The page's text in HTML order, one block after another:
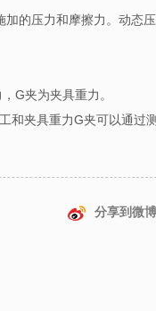
的压力和摩擦力。动态
G夹为夹具重力。
工和夹具重力G夹可以通过
分享到微博